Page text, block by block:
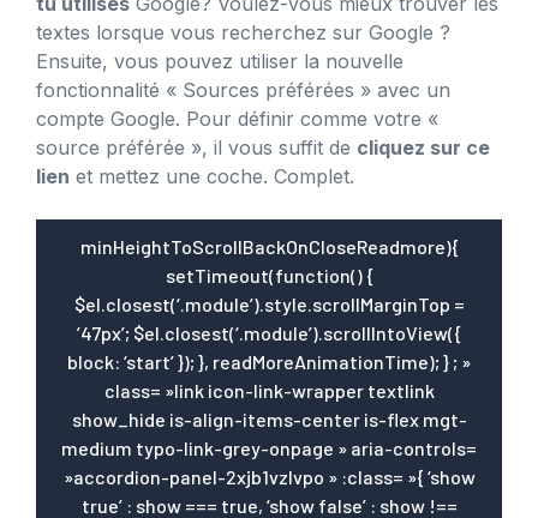
textes lorsque vous recherchez sur Google ?
Ensuite, vous pouvez utiliser la nouvelle
fonctionnalité « Sources préférées » avec un
compte Google. Pour définir comme votre «
source préférée », il vous suffit de cliquez sur ce
lien et mettez une coche. Complet.
minHeightToScrollBackOnCloseReadmore){
setTimeout(function() {
$el.closest(‘.module’).style.scrollMarginTop =
’47px’; $el.closest(‘.module’).scrollIntoView({
block: ‘start’ }); }, readMoreAnimationTime); } ; »
class= »link icon-link-wrapper textlink
show_hide is-align-items-center is-flex mgt-
medium typo-link-grey-onpage » aria-controls=
»accordion-panel-2xjb1vzlvpo » :class= »{ ‘show
true’ : show === true, ‘show false’ : show !==